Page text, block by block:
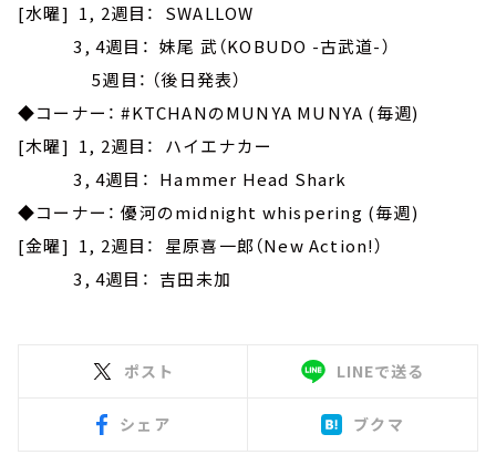
[水曜] 1, 2週目： SWALLOW
3, 4週目： 妹尾 武（KOBUDO -古武道-）
5週目： （後日発表）
◆コーナー： #KTCHANのMUNYA MUNYA (毎週)
[木曜] 1, 2週目： ハイエナカー
3, 4週目： Hammer Head Shark
◆コーナー： 優河のmidnight whispering (毎週)
[金曜] 1, 2週目： 星原喜一郎（New Action!）
3, 4週目： 吉田未加
ポスト LINEで送る
シェア ブクマ